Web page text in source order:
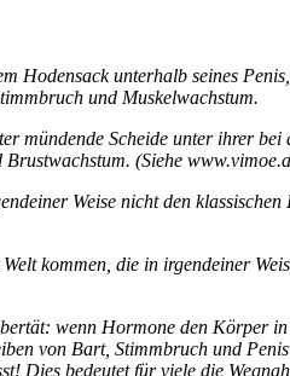
Hodensack unterhalb seines
und Muskelwachstum.
mündende Scheide unter ihrer
(Siehe
Weise nicht den
kommen, die in irgendeiner
wenn Hormone den Körper
von Bart, Stimmbruch und
Dies bedeutet für viele die